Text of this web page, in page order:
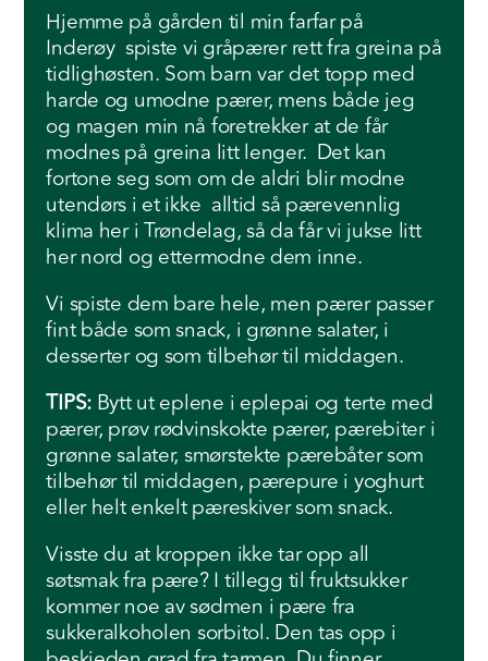
Hjemme på gården til min farfar på
Inderøy spiste vi gråpærer rett fra greina på
tidlighøsten. Som barn var det topp med
harde og umodne pærer, mens både jeg
og magen min nå foretrekker at de får
modnes på greina litt lenger. Det kan
fortone seg som om de aldri blir modne
utendørs i et ikke alltid så pærevennlig
klima her i Trøndelag, så da får vi jukse litt
her nord og ettermodne dem inne.
Vi spiste dem bare hele, men pærer passer
fint både som snack, i grønne salater, i
desserter og som tilbehør til middagen.
TIPS: Bytt ut eplene i eplepai og terte med
pærer, prøv rødvinskokte pærer, pærebiter i
grønne salater, smørstekte pærebåter som
tilbehør til middagen, pærepure i yoghurt
eller helt enkelt pæreskiver som snack.
Visste du at kroppen ikke tar opp all
søtsmak fra pære? I tillegg til fruktsukker
kommer noe av sødmen i pære fra
sukkeralkoholen sorbitol. Den tas opp i